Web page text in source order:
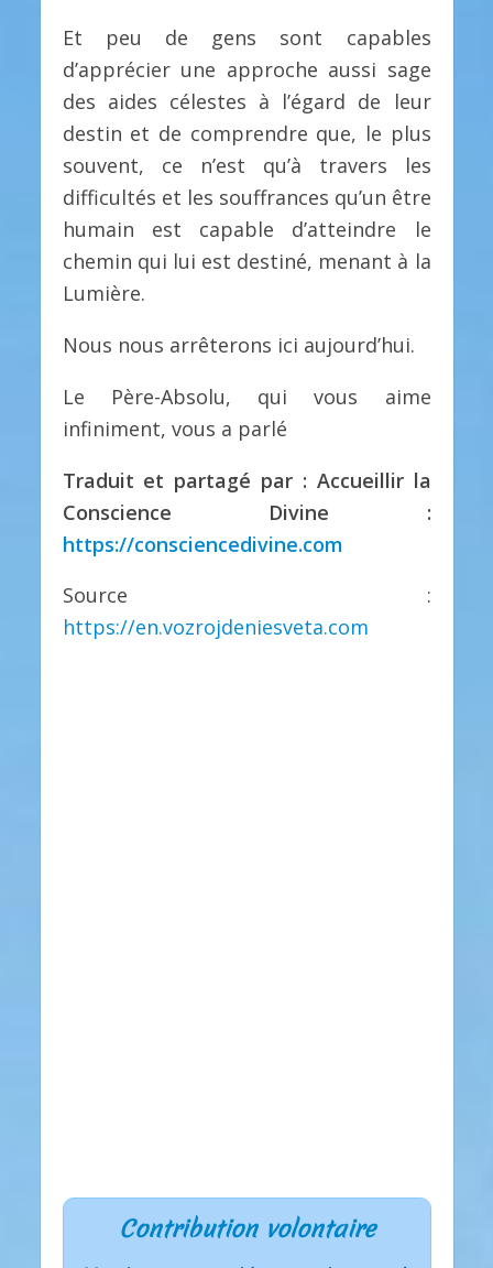
Et peu de gens sont capables
d’apprécier une approche aussi sage
des aides célestes à l’égard de leur
destin et de comprendre que, le plus
souvent, ce n’est qu’à travers les
difficultés et les souffrances qu’un être
humain est capable d’atteindre le
chemin qui lui est destiné, menant à la
Lumière.
Nous nous arrêterons ici aujourd’hui.
Le Père-Absolu, qui vous aime
infiniment, vous a parlé
Traduit et partagé par : Accueillir la
Conscience Divine :
https://consciencedivine.com
Source :
https://en.vozrojdeniesveta.com
Contribution volontaire